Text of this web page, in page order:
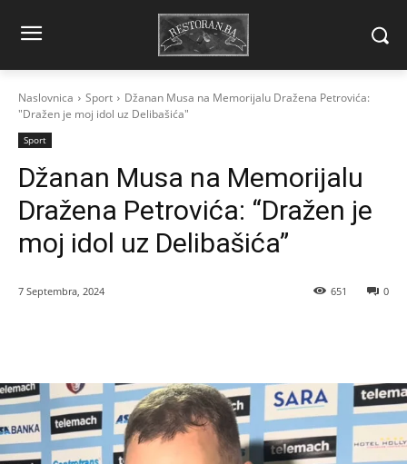
Naslovnica Sport
Džanan Musa na Memorijalu Dražena Petrovića:
"Dražen je moj idol uz Delibašića"
Sport
Džanan Musa na Memorijalu
Dražena Petrovića: “Dražen je
moj idol uz Delibašića”
7 Septembra, 2024 0
651